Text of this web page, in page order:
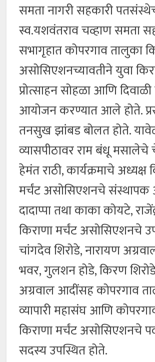
समता नागरी सहकारी
स्व.यशवंतराव चव्हाण समता
सभागृहात कोपरगाव तालुका
असोसिएशनच्यावतीने युवा
प्रोत्साहन सोहळा आणि
आयोजन करण्यात आले होते.
तनसुख झांबड बोलत होते.
व्यासपीठावर राम बंधू
हेमंत राठी, कार्यक्रमाचे अध्यक्ष
मर्चंट असोसिएशनचे संस्थापक
दादाप्पा तथा काका कोयटे,
किराणा मर्चंट असोसिएशनचे
चांगदेव शिरोडे, नारायण
भवर, गुलशन होडे, किरण
अग्रवाल आदींसह कोपरगाव
व्यापारी महासंघ आणि
किराणा मर्चंट असोसिएशनचे
सदस्य उपस्थित होते.